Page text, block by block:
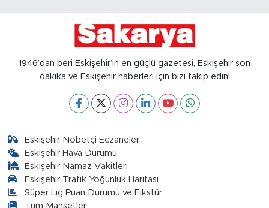
1946’dan beri Eskişehir’in en güçlü gazetesi, Eskişehir son
dakika ve Eskişehir haberleri için bizi takip edin!
Eskişehir Nöbetçi Eczaneler
Eskişehir Hava Durumu
Eskişehir Namaz Vakitleri
Eskişehir Trafik Yoğunluk Haritası
Süper Lig Puan Durumu ve Fikstür
Tüm Manşetler